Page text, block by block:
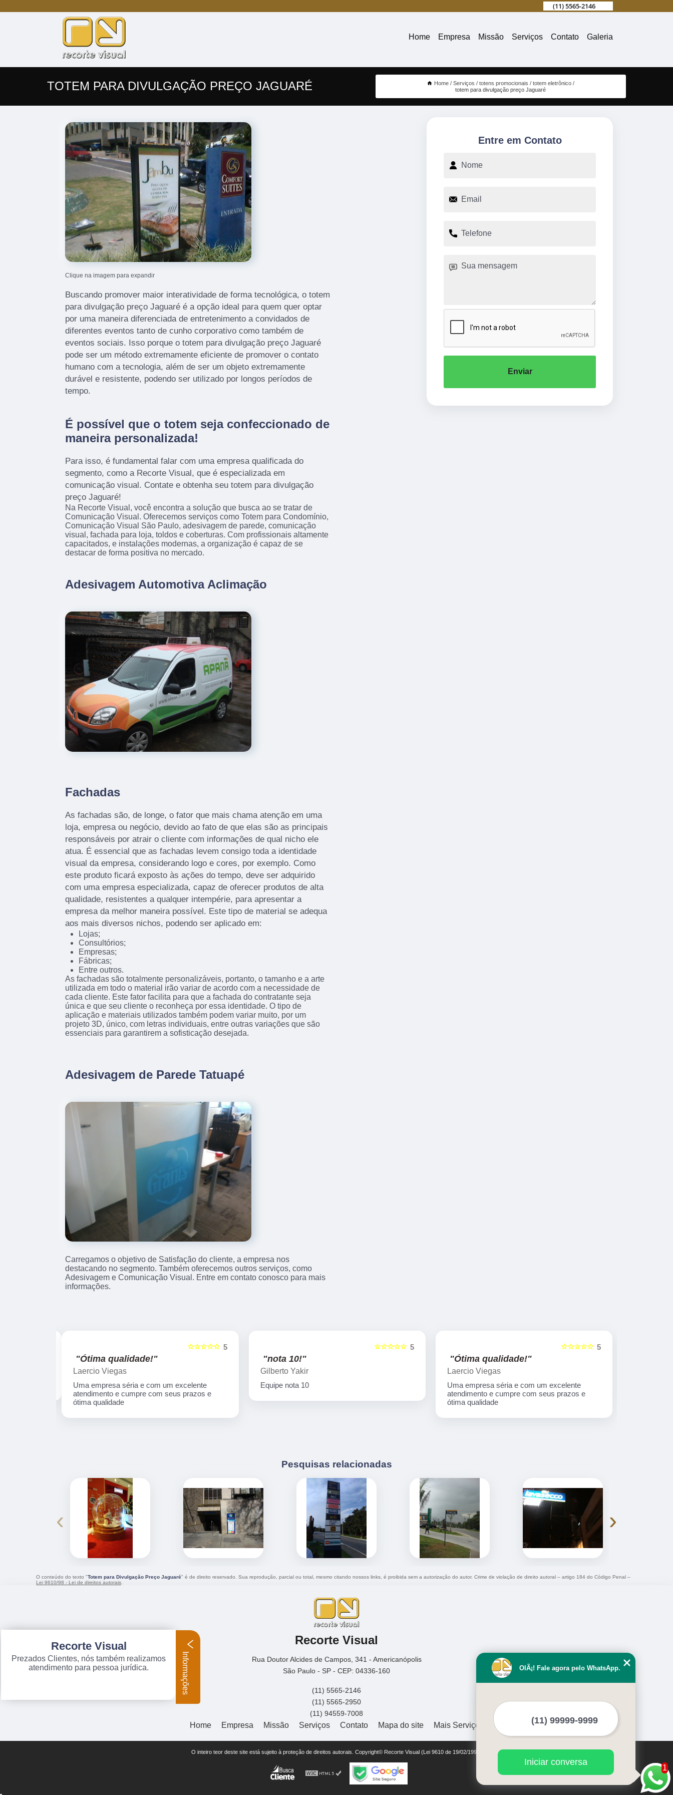
(11) 5565-2146
Home Empresa Missão Serviços Contato Galeria
TOTEM PARA DIVULGAÇÃO PREÇO JAGUARÉ Home Serviços totens promocionais
totem eletrônico
totem para divulgação preço Jaguaré
Clique na imagem para expandir
Buscando promover maior interatividade de forma tecnológica, o totem
para divulgação preço Jaguaré é a opção ideal para quem quer optar
por uma maneira diferenciada de entretenimento a convidados de
diferentes eventos tanto de cunho corporativo como também de
eventos sociais. Isso porque o totem para divulgação preço Jaguaré
pode ser um método extremamente eficiente de promover o contato
humano com a tecnologia, além de ser um objeto extremamente
durável e resistente, podendo ser utilizado por longos períodos de
tempo.
É possível que o totem seja confeccionado de
maneira personalizada!
Para isso, é fundamental falar com uma empresa qualificada do
segmento, como a Recorte Visual, que é especializada em
comunicação visual. Contate e obtenha seu totem para divulgação
preço Jaguaré!
Na Recorte Visual, você encontra a solução que busca ao se tratar de
Comunicação Visual. Oferecemos serviços como Totem para Condomínio,
Comunicação Visual São Paulo, adesivagem de parede, comunicação
visual, fachada para loja, toldos e coberturas. Com profissionais altamente
capacitados, e instalações modernas, a organização é capaz de se
destacar de forma positiva no mercado.
Adesivagem Automotiva Aclimação
Fachadas
As fachadas são, de longe, o fator que mais chama atenção em uma
loja, empresa ou negócio, devido ao fato de que elas são as principais
responsáveis por atrair o cliente com informações de qual nicho ele
atua. É essencial que as fachadas levem consigo toda a identidade
visual da empresa, considerando logo e cores, por exemplo. Como
este produto ficará exposto às ações do tempo, deve ser adquirido
com uma empresa especializada, capaz de oferecer produtos de alta
qualidade, resistentes a qualquer intempérie, para apresentar a
empresa da melhor maneira possível. Este tipo de material se adequa
aos mais diversos nichos, podendo ser aplicado em:
Lojas;
Consultórios;
Empresas;
Fábricas;
Entre outros.
As fachadas são totalmente personalizáveis, portanto, o tamanho e a arte
utilizada em todo o material irão variar de acordo com a necessidade de
cada cliente. Este fator facilita para que a fachada do contratante seja
única e que seu cliente o reconheça por essa identidade. O tipo de
aplicação e materiais utilizados também podem variar muito, por um
projeto 3D, único, com letras individuais, entre outras variações que são
essenciais para garantirem a sofisticação desejada.
Adesivagem de Parede Tatuapé
Carregamos o objetivo de Satisfação do cliente, a empresa nos
destacando no segmento. Também oferecemos outros serviços, como
Adesivagem e Comunicação Visual. Entre em contato conosco para mais
informações.
Entre em Contato
Enviar
5
☆☆☆☆☆
"Ótima qualidade!"
Laercio Viegas
Uma empresa séria e com um excelente
atendimento e cumpre com seus prazos e
ótima qualidade
5
☆☆☆☆☆
"nota 10!"
Gilberto Yakir
Equipe nota 10
5
☆☆☆☆☆
"Ótima qualidade!"
Laercio Viegas
Uma empresa séria e com um excelente
atendimento e cumpre com seus prazos e
ótima qualidade
Pesquisas relacionadas
‹ ›
O conteúdo do texto "Totem para Divulgação Preço Jaguaré" é de direito reservado. Sua reprodução, parcial ou total, mesmo citando nossos links, é proibida sem a autorização do autor. Crime de violação de direito autoral – artigo 184 do Código Penal –
Lei 9610/98 - Lei de direitos autorais
Recorte Visual
Rua Doutor Alcides de Campos, 341 - Americanópolis
São Paulo - SP - CEP: 04336-160
(11) 5565-2146
(11) 5565-2950
(11) 94559-7008
Home Empresa Missão Serviços Contato Mapa do site Mais Serviços
O inteiro teor deste site está sujeito à proteção de direitos autorais. Copyright© Recorte Visual (Lei 9610 de 19/02/1998)
1
OlÃ¡! Fale agora pelo WhatsApp.
Iniciar conversa
Recorte Visual
Prezados Clientes, nós também realizamos
atendimento para pessoa jurídica.
Informações